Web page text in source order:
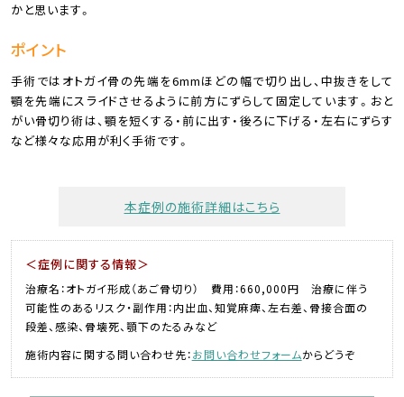
かと思います。
ポイント
手術ではオトガイ骨の先端を6mmほどの幅で切り出し、中抜きをして
顎を先端にスライドさせるように前方にずらして固定しています。おと
がい骨切り術は、顎を短くする・前に出す・後ろに下げる・左右にずらす
など様々な応用が利く手術です。
本症例の施術詳細はこちら
＜症例に関する情報＞
治療名：オトガイ形成（あご骨切り） 費用：660,000円 治療に伴う
可能性のあるリスク・副作用：内出血、知覚麻痺、左右差、骨接合面の
段差、感染、骨壊死、顎下のたるみなど
施術内容に関する問い合わせ先：お問い合わせフォームからどうぞ